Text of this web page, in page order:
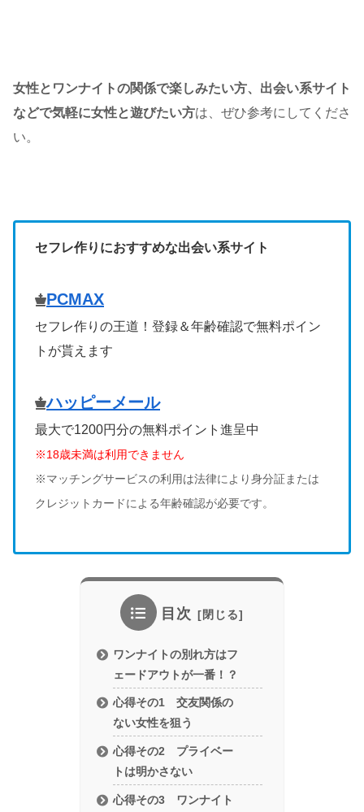
女性とワンナイトの関係で楽しみたい方、出会い系サイト
などで気軽に女性と遊びたい方は、ぜひ参考にしてくださ
い。
セフレ作りにおすすめな出会い系サイト
PCMAX
セフレ作りの王道！登録＆年齢確認で無料ポイン
トが貰えます
ハッピーメール
最大で1200円分の無料ポイント進呈中
※18歳未満は利用できません
※マッチングサービスの利用は法律により身分証または
クレジットカードによる年齢確認が必要です。
目次
ワンナイトの別れ方はフ
ェードアウトが一番！？
心得その1 交友関係の
ない女性を狙う
心得その2 プライベー
トは明かさない
心得その3 ワンナイト